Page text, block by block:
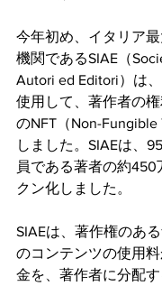
今年初め、イタリア
機関であるSIAE（
Autori ed Editori）は
使用して、著作者の
のNFT（Non-Fungible
しました。SIAEは、
員である著者の約450
クン化しました。
SIAEは、著作権のあ
のコンテンツの使用
金を、著作者に分配